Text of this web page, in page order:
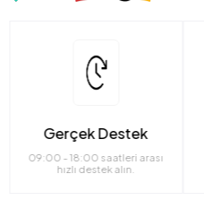
Gerçek Destek
09:00 - 18:00 saatleri arası
hızlı destek alın.